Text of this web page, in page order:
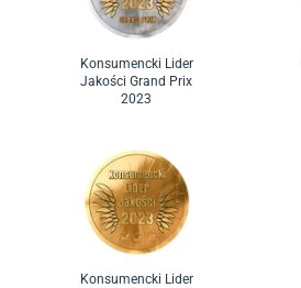
Konsumencki Lider
Jakości Grand Prix
2023
Konsumencki Lider